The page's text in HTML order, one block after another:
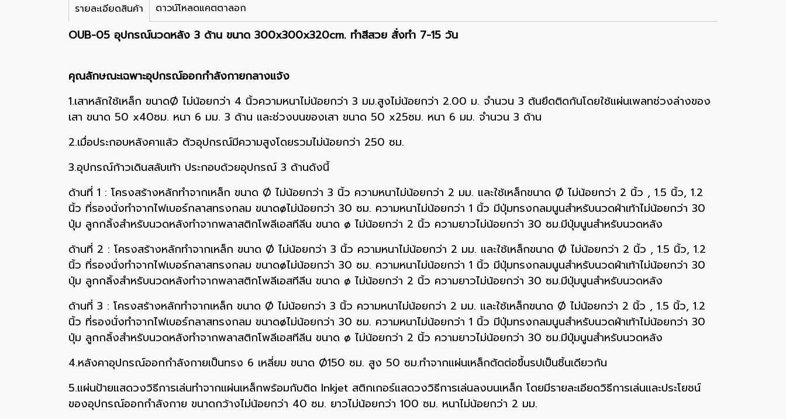
รายละเอียดสินค้า ดาวน์โหลดแคตตาลอก
OUB-05 อุปกรณ์นวดหลัง 3 ด้าน ขนาด 300x300x320cm. ทำสีสวย สั่งทำ 7-15 วัน
คุณลักษณะเฉพาะอุปกรณ์ออกกำลังกายกลางแจ้ง
1.เสาหลักใช้เหล็ก ขนาดØ ไม่น้อยกว่า 4 นิ้วความหนาไม่น้อยกว่า 3 มม.สูงไม่น้อยกว่า 2.00 ม. จำนวน 3 ต้นยึดติดกันโดยใช้แผ่นเพลทช่วงล่างของ
เสา ขนาด 50 x40ซม. หนา 6 มม. 3 ด้าน และช่วงบนของเสา ขนาด 50 x25ซม. หนา 6 มม. จำนวน 3 ด้าน
2.เมื่อประกอบหลังคาแล้ว ตัวอุปกรณ์มีความสูงโดยรวมไม่น้อยกว่า 250 ซม.
3.อุปกรณ์ก้าวเดินสลับเท้า ประกอบด้วยอุปกรณ์ 3 ด้านดังนี้
ด้านที่ 1 : โครงสร้างหลักทำจากเหล็ก ขนาด Ø ไม่น้อยกว่า 3 นิ้ว ความหนาไม่น้อยกว่า 2 มม. และใช้เหล็กขนาด Ø ไม่น้อยกว่า 2 นิ้ว , 1.5 นิ้ว, 1.2
นิ้ว ที่รองนั่งทำจากไฟเบอร์กลาสทรงกลม ขนาดøไม่น้อยกว่า 30 ซม. ความหนาไม่น้อยกว่า 1 นิ้ว มีปุ่มทรงกลมนูนสำหรับนวดฝ่าเท้าไม่น้อยกว่า 30
ปุ่ม ลูกกลิ้งสำหรับนวดหลังทำจากพลาสติกโพลีเอสทีลีน ขนาด ø ไม่น้อยกว่า 2 นิ้ว ความยาวไม่น้อยกว่า 30 ซม.มีปุ่มนูนสำหรับนวดหลัง
ด้านที่ 2 : โครงสร้างหลักทำจากเหล็ก ขนาด Ø ไม่น้อยกว่า 3 นิ้ว ความหนาไม่น้อยกว่า 2 มม. และใช้เหล็กขนาด Ø ไม่น้อยกว่า 2 นิ้ว , 1.5 นิ้ว, 1.2
นิ้ว ที่รองนั่งทำจากไฟเบอร์กลาสทรงกลม ขนาดøไม่น้อยกว่า 30 ซม. ความหนาไม่น้อยกว่า 1 นิ้ว มีปุ่มทรงกลมนูนสำหรับนวดฝ่าเท้าไม่น้อยกว่า 30
ปุ่ม ลูกกลิ้งสำหรับนวดหลังทำจากพลาสติกโพลีเอสทีลีน ขนาด ø ไม่น้อยกว่า 2 นิ้ว ความยาวไม่น้อยกว่า 30 ซม.มีปุ่มนูนสำหรับนวดหลัง
ด้านที่ 3 : โครงสร้างหลักทำจากเหล็ก ขนาด Ø ไม่น้อยกว่า 3 นิ้ว ความหนาไม่น้อยกว่า 2 มม. และใช้เหล็กขนาด Ø ไม่น้อยกว่า 2 นิ้ว , 1.5 นิ้ว, 1.2
นิ้ว ที่รองนั่งทำจากไฟเบอร์กลาสทรงกลม ขนาดøไม่น้อยกว่า 30 ซม. ความหนาไม่น้อยกว่า 1 นิ้ว มีปุ่มทรงกลมนูนสำหรับนวดฝ่าเท้าไม่น้อยกว่า 30
ปุ่ม ลูกกลิ้งสำหรับนวดหลังทำจากพลาสติกโพลีเอสทีลีน ขนาด ø ไม่น้อยกว่า 2 นิ้ว ความยาวไม่น้อยกว่า 30 ซม.มีปุ่มนูนสำหรับนวดหลัง
4.หลังคาอุปกรณ์ออกกำลังกายเป็นทรง 6 เหลี่ยม ขนาด Ø150 ซม. สูง 50 ซม.ทำจากแผ่นเหล็กตัดต่อขึ้นรปเป็นชิ้นเดียวกัน
5.แผ่นป้ายแสดวงวิธีการเล่นทำจากแผ่นเหล็กพร้อมกับติด Inkjet สติกเกอร์แสดวงวิธีการเล่นลงบนเหล็ก โดยมีรายละเอียดวิธีการเล่นและประโยชน์
ของอุปกรณ์ออกกำลังกาย ขนาดกว้างไม่น้อยกว่า 40 ซม. ยาวไม่น้อยกว่า 100 ซม. หนาไม่น้อยกว่า 2 มม.